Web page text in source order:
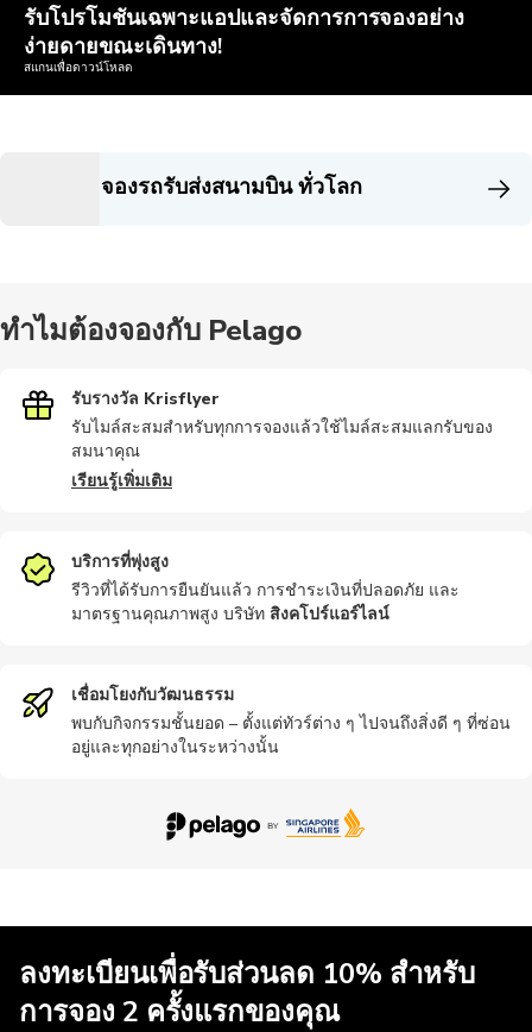
รับโปรโมชันเฉพาะแอปและจัดการการจองอย่าง
ง่ายดายขณะเดินทาง!
สแกนเพื่อดาวน์โหลด
จองรถรับส่งสนามบิน ทั่วโลก
ทำไมต้องจองกับ Pelago
รับรางวัล Krisflyer
รับไมล์สะสมสำหรับทุกการจองแล้วใช้ไมล์สะสมแลกรับของ
สมนาคุณ
เรียนรู้เพิ่มเติม
บริการที่พุ่งสูง
รีวิวที่ได้รับการยืนยันแล้ว การชำระเงินที่ปลอดภัย และ
มาตรฐานคุณภาพสูง บริษัท สิงคโปร์แอร์ไลน์
เชื่อมโยงกับวัฒนธรรม
พบกับกิจกรรมชั้นยอด – ตั้งแต่ทัวร์ต่าง ๆ ไปจนถึงสิ่งดี ๆ ที่ซ่อน
อยู่และทุกอย่างในระหว่างนั้น
ลงทะเบียนเพื่อรับส่วนลด 10% สำหรับ
การจอง 2 ครั้งแรกของคุณ